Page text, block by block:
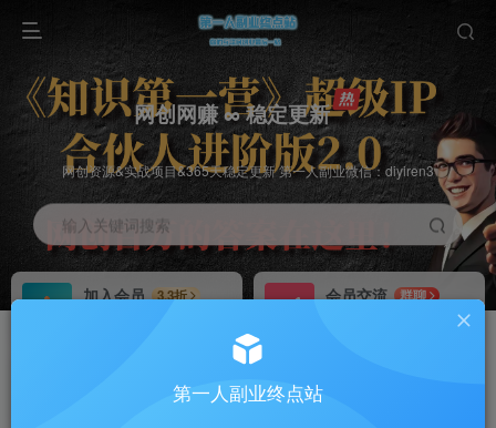
网创网赚 ∞ 稳定更新
网创资源&实战项目&365天稳定更新 第一人副业微信：diyiren3
输入关键词搜索
加入会员
3.3折
会员交流
群聊
推广返佣高达70%第一人副业终点站